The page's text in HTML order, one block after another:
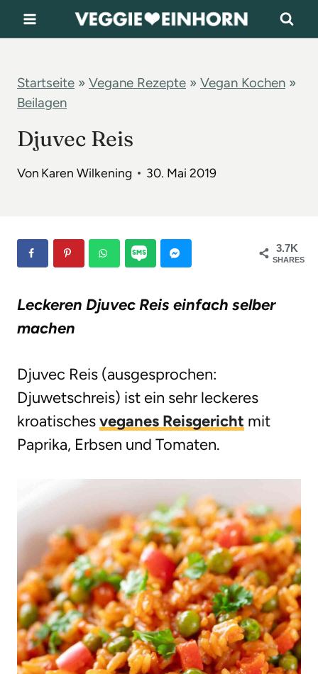
u
Startseite » Vegane Rezepte » Vegan Kochen »
Beilagen
Djuvec Reis
Von Karen Wilkening 30. Mai 2019
3.7K
SHARES
Leckeren Djuvec Reis einfach selber
machen
Djuvec Reis (ausgesprochen:
Djuwetschreis) ist ein sehr leckeres
kroatischesveganes Reisgericht mit
Paprika, Erbsen und Tomaten.